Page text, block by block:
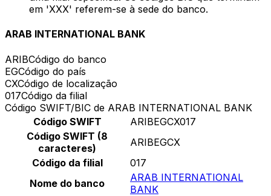
em 'XXX' referem-se à sede do banco.
ARAB INTERNATIONAL BANK
ARIBCódigo do banco
EGCódigo do país
CXCódigo de localização
017Código da filial
Código SWIFT/BIC de ARAB INTERNATIONAL BANK
Código SWIFT
ARIBEGCX017
Código SWIFT (8
caracteres)
ARIBEGCX
Código da filial
017
Nome do banco
ARAB INTERNATIONAL
BANK